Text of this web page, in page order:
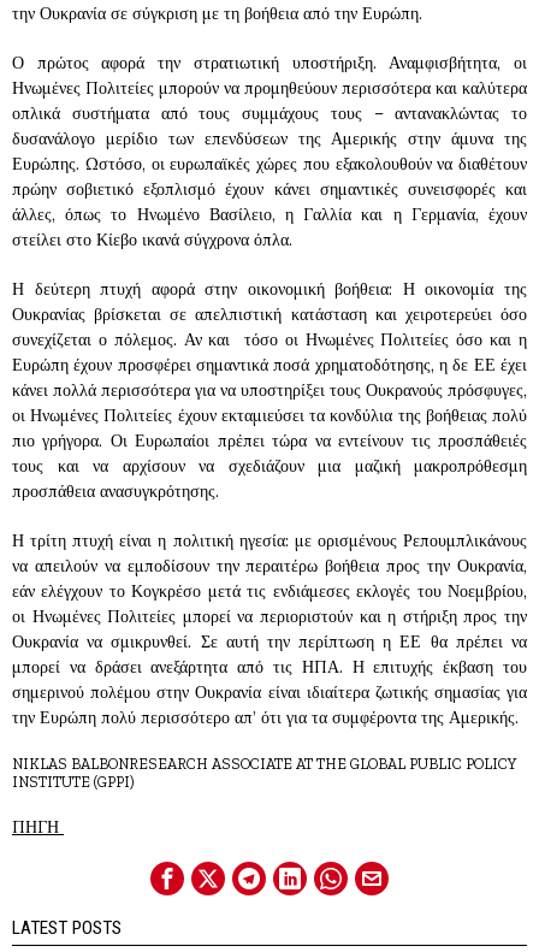
την Ουκρανία σε σύγκριση με τη βοήθεια από την Ευρώπη.
Ο πρώτος αφορά την στρατιωτική υποστήριξη. Αναμφισβήτητα, οι
Ηνωμένες Πολιτείες μπορούν να προμηθεύουν περισσότερα και καλύτερα
οπλικά συστήματα από τους συμμάχους τους – αντανακλώντας το
δυσανάλογο μερίδιο των επενδύσεων της Αμερικής στην άμυνα της
Ευρώπης. Ωστόσο, οι ευρωπαϊκές χώρες που εξακολουθούν να διαθέτουν
πρώην σοβιετικό εξοπλισμό έχουν κάνει σημαντικές συνεισφορές και
άλλες, όπως το Ηνωμένο Βασίλειο, η Γαλλία και η Γερμανία, έχουν
στείλει στο Κίεβο ικανά σύγχρονα όπλα.
Η δεύτερη πτυχή αφορά στην οικονομική βοήθεια: Η οικονομία της
Ουκρανίας βρίσκεται σε απελπιστική κατάσταση και χειροτερεύει όσο
συνεχίζεται ο πόλεμος. Αν και τόσο οι Ηνωμένες Πολιτείες όσο και η
Ευρώπη έχουν προσφέρει σημαντικά ποσά χρηματοδότησης, η δε ΕΕ έχει
κάνει πολλά περισσότερα για να υποστηρίξει τους Ουκρανούς πρόσφυγες,
οι Ηνωμένες Πολιτείες έχουν εκταμιεύσει τα κονδύλια της βοήθειας πολύ
πιο γρήγορα. Οι Ευρωπαίοι πρέπει τώρα να εντείνουν τις προσπάθειές
τους και να αρχίσουν να σχεδιάζουν μια μαζική μακροπρόθεσμη
προσπάθεια ανασυγκρότησης.
Η τρίτη πτυχή είναι η πολιτική ηγεσία: με ορισμένους Ρεπουμπλικάνους
να απειλούν να εμποδίσουν την περαιτέρω βοήθεια προς την Ουκρανία,
εάν ελέγχουν το Κογκρέσο μετά τις ενδιάμεσες εκλογές του Νοεμβρίου,
οι Ηνωμένες Πολιτείες μπορεί να περιοριστούν και η στήριξη προς την
Ουκρανία να σμικρυνθεί. Σε αυτή την περίπτωση η ΕΕ θα πρέπει να
μπορεί να δράσει ανεξάρτητα από τις ΗΠΑ. Η επιτυχής έκβαση του
σημερινού πολέμου στην Ουκρανία είναι ιδιαίτερα ζωτικής σημασίας για
την Ευρώπη πολύ περισσότερο απ’ ότι για τα συμφέροντα της Αμερικής.
NIKLAS BALBONRESEARCH ASSOCIATE AT THE GLOBAL PUBLIC POLICY
INSTITUTE (GPPI)
ΠΗΓΗ
LATEST POSTS